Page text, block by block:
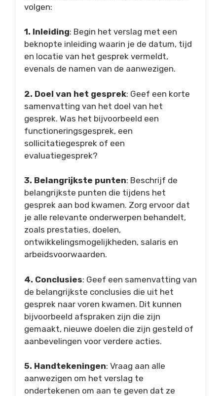
volgen:
1. Inleiding: Begin het verslag met een
beknopte inleiding waarin je de datum, tijd
en locatie van het gesprek vermeldt,
evenals de namen van de aanwezigen.
2. Doel van het gesprek: Geef een korte
samenvatting van het doel van het
gesprek. Was het bijvoorbeeld een
functioneringsgesprek, een
sollicitatiegesprek of een
evaluatiegesprek?
3. Belangrijkste punten: Beschrijf de
belangrijkste punten die tijdens het
gesprek aan bod kwamen. Zorg ervoor dat
je alle relevante onderwerpen behandelt,
zoals prestaties, doelen,
ontwikkelingsmogelijkheden, salaris en
arbeidsvoorwaarden.
4. Conclusies: Geef een samenvatting van
de belangrijkste conclusies die uit het
gesprek naar voren kwamen. Dit kunnen
bijvoorbeeld afspraken zijn die zijn
gemaakt, nieuwe doelen die zijn gesteld of
aanbevelingen voor verdere acties.
5. Handtekeningen: Vraag aan alle
aanwezigen om het verslag te
ondertekenen om aan te geven dat ze